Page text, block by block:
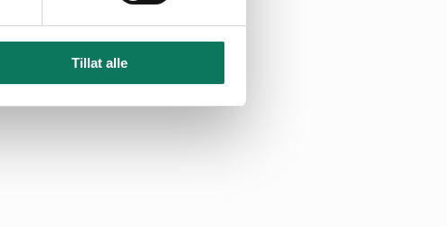
Tillat alle